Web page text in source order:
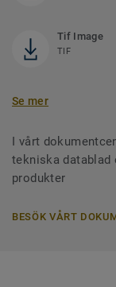
Tif Image
TIF
Se mer
I vårt
tekniska datablad
produkter
BESÖK VÅRT